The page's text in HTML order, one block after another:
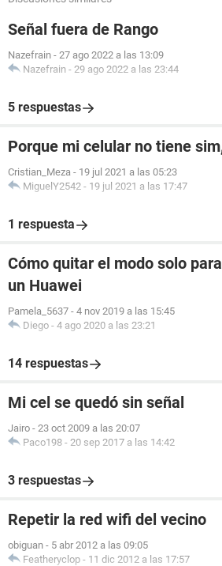
Señal fuera de Rango
Nazefrain - 27 ago 2022 a las 13:09
Nazefrain - 29 ago 2022 a las 23:44
5 respuestas
Porque mi celular no tiene
Cristian_Meza - 19 jul 2021 a las 05:23
MiguelY2542 - 19 jul 2021 a las 17:47
1 respuesta
Cómo quitar el modo solo
un Huawei
Pamela_5637 - 4 nov 2019 a las 15:45
Diego - 4 ago 2020 a las 23:21
14 respuestas
Mi cel se quedó sin señal
Jairo - 23 oct 2009 a las 20:07
Paco198 - 20 sep 2017 a las 14:42
3 respuestas
Repetir la red wifi del vecino
obiguan - 5 abr 2012 a las 09:05
Featheryclop - 11 dic 2012 a las 17:57